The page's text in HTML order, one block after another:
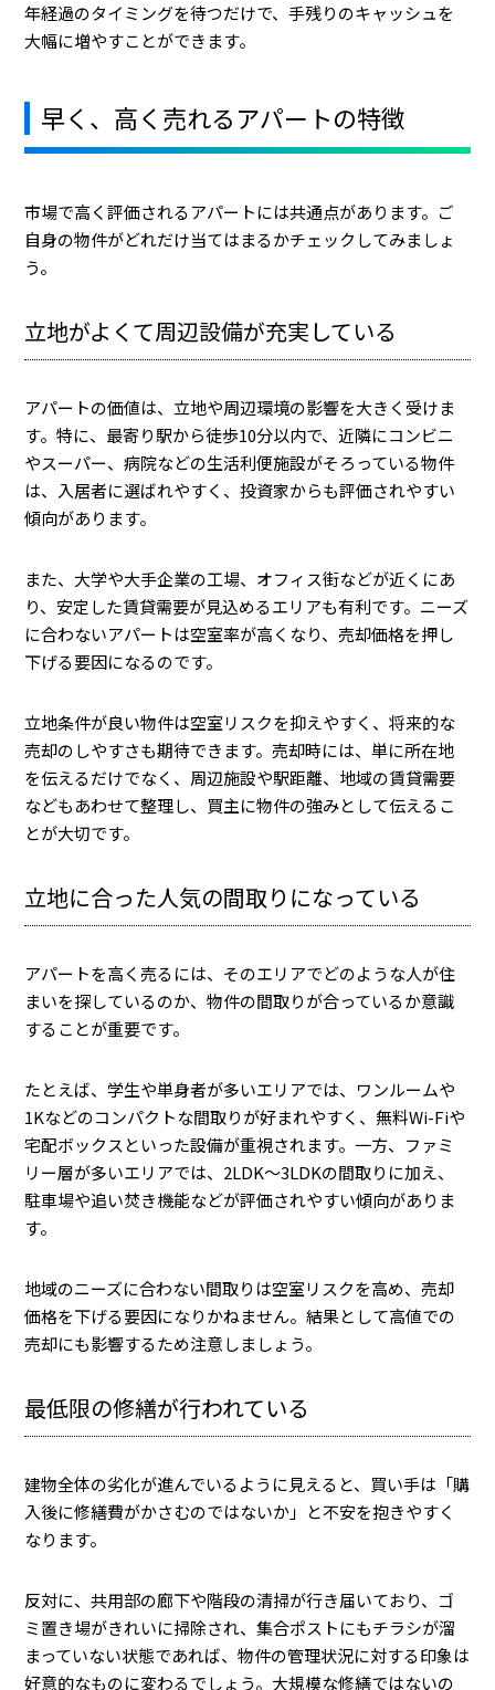
年経過のタイミングを待つだけで、手残りのキャッシュを
大幅に増やすことができます。
早く、高く売れるアパートの特徴
市場で高く評価されるアパートには共通点があります。ご
自身の物件がどれだけ当てはまるかチェックしてみましょ
う。
立地がよくて周辺設備が充実している
アパートの価値は、立地や周辺環境の影響を大きく受けま
す。特に、最寄り駅から徒歩10分以内で、近隣にコンビニ
やスーパー、病院などの生活利便施設がそろっている物件
は、入居者に選ばれやすく、投資家からも評価されやすい
傾向があります。
また、大学や大手企業の工場、オフィス街などが近くにあ
り、安定した賃貸需要が見込めるエリアも有利です。ニーズ
に合わないアパートは空室率が高くなり、売却価格を押し
下げる要因になるのです。
立地条件が良い物件は空室リスクを抑えやすく、将来的な
売却のしやすさも期待できます。売却時には、単に所在地
を伝えるだけでなく、周辺施設や駅距離、地域の賃貸需要
などもあわせて整理し、買主に物件の強みとして伝えるこ
とが大切です。
立地に合った人気の間取りになっている
アパートを高く売るには、そのエリアでどのような人が住
まいを探しているのか、物件の間取りが合っているか意識
することが重要です。
たとえば、学生や単身者が多いエリアでは、ワンルームや
1Kなどのコンパクトな間取りが好まれやすく、無料Wi-Fiや
宅配ボックスといった設備が重視されます。一方、ファミ
リー層が多いエリアでは、2LDK〜3LDKの間取りに加え、
駐車場や追い焚き機能などが評価されやすい傾向がありま
す。
地域のニーズに合わない間取りは空室リスクを高め、売却
価格を下げる要因になりかねません。結果として高値での
売却にも影響するため注意しましょう。
最低限の修繕が行われている
建物全体の劣化が進んでいるように見えると、買い手は「購
入後に修繕費がかさむのではないか」と不安を抱きやすく
なります。
反対に、共用部の廊下や階段の清掃が行き届いており、ゴ
ミ置き場がきれいに掃除され、集合ポストにもチラシが溜
まっていない状態であれば、物件の管理状況に対する印象は
好意的なものに変わるでしょう。大規模な修繕ではないの